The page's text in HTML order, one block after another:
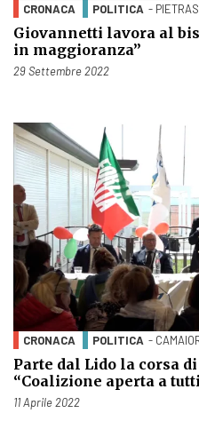
CRONACA POLITICA -
Giovannetti lavora al
in maggioranza”
Pubblicato il
29 Settembre 2022
CRONACA POLITICA -
Parte dal Lido la corsa
“Coalizione aperta a
Pubblicato il
11 Aprile 2022